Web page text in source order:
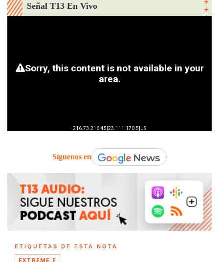
Señal T13 En Vivo
Síguenos en
ETIQUETAS DE ESTA NOTA
EXTREME E